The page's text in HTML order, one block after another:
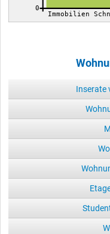
0
Immobilien
Inserate